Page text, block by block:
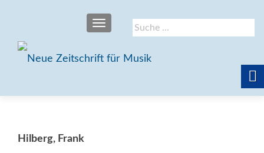
Suche
nach:
SCHALTE NAVIGATION
Hilberg, Frank